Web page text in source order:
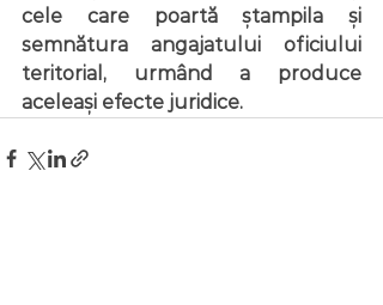
cele care poartă ștampila și
semnătura angajatului oficiului
teritorial, urmând a produce
aceleași efecte juridice.